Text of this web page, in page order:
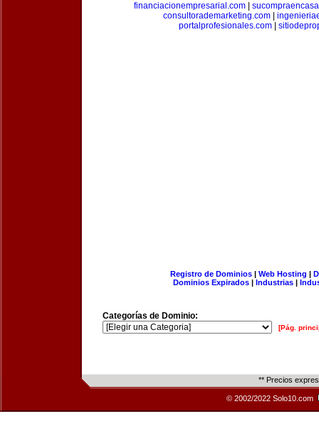
financiacionempresarial.com|
consultorademarketing.com|
portalprofesionales.com|
Registro de Dominios| Web Hosting |
Dominios Expirados | Industrias |
Categorías de Dominio:
[Pág.
** Precios
© 2002/2022 Solo10.com